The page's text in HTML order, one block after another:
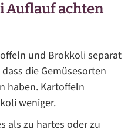
Auflauf achten
und Brokkoli separat
die Gemüsesorten
haben. Kartoffeln
weniger.
als zu hartes oder zu